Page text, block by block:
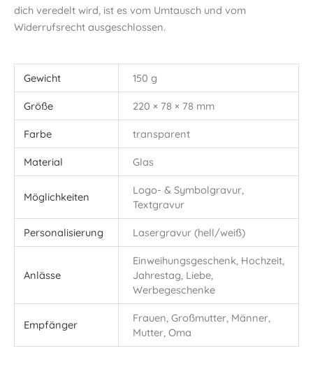
dich veredelt wird, ist es vom Umtausch und vom
Widerrufsrecht ausgeschlossen.
Gewicht 150 g
Größe 220 × 78 × 78 mm
Farbe transparent
Material Glas
Möglichkeiten
Logo- & Symbolgravur,
Textgravur
Personalisierung Lasergravur (hell/weiß)
Anlässe
Einweihungsgeschenk, Hochzeit,
Jahrestag, Liebe,
Werbegeschenke
Empfänger
Frauen, Großmutter, Männer,
Mutter, Oma